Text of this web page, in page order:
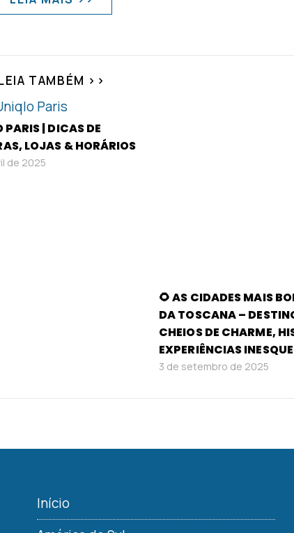
TAMBÉM >>
PARIS | DICAS DE
LOJAS & HORÁRIOS
de 2025
🌻 AS CIDADES MAIS
DA TOSCANA –
CHEIOS DE CHARME,
EXPERIÊNCIAS
3 de setembro de 2025
Início